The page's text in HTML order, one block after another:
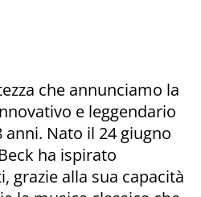
che annunciamo la
e leggendario
Nato il 24 giugno
ha ispirato
grazie alla sua capacità